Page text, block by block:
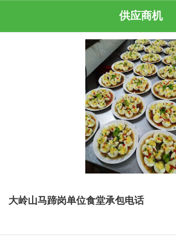
供应商机
大岭山马蹄岗单位食堂承包电话